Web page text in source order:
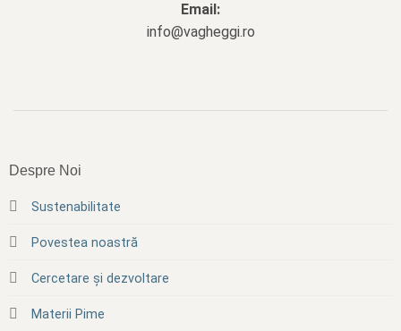
Email:
info@vagheggi.ro
Despre Noi
Sustenabilitate
Povestea noastră
Cercetare și dezvoltare
Materii Pime